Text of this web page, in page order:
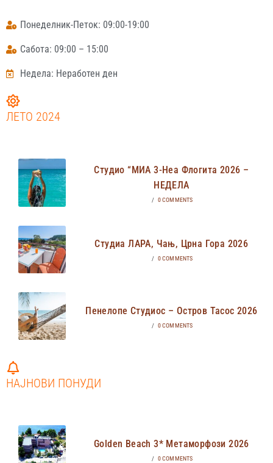
Понеделник-Петок: 09:00-19:00
Сабота: 09:00 – 15:00
Недела: Неработен ден
ЛЕТО 2024
Студио “МИА 3-Неа Флогита 2026 –
НЕДЕЛА
/ 0 COMMENTS
Студиа ЛАРА, Чањ, Црна Гора 2026
/ 0 COMMENTS
Пенелопе Студиос – Остров Тасос 2026
/ 0 COMMENTS
НАЈНОВИ ПОНУДИ
Golden Beach 3* Метаморфози 2026
/ 0 COMMENTS